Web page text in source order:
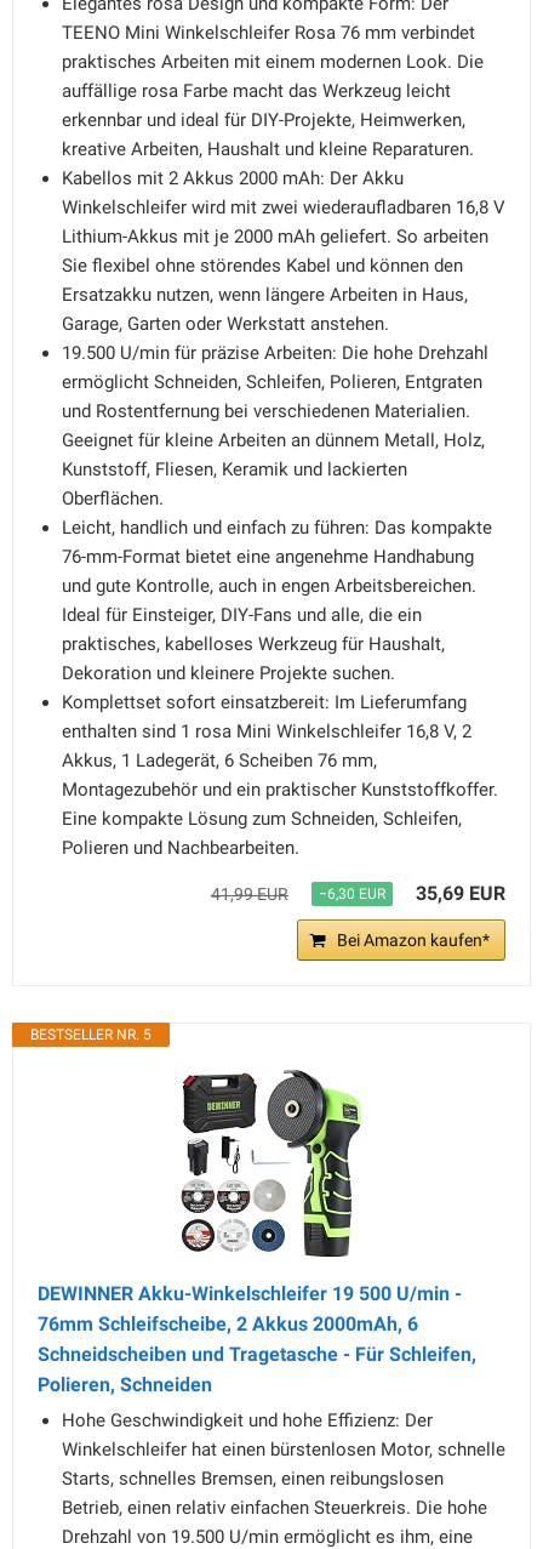
TEENO Mini Winkelschleifer Rosa 76 mm verbindet
praktisches Arbeiten mit einem modernen Look. Die
auffällige rosa Farbe macht das Werkzeug leicht
erkennbar und ideal für DIY-Projekte, Heimwerken,
kreative Arbeiten, Haushalt und kleine Reparaturen.
Kabellos mit 2 Akkus 2000 mAh: Der Akku
Winkelschleifer wird mit zwei wiederaufladbaren 16,8 V
Lithium-Akkus mit je 2000 mAh geliefert. So arbeiten
Sie flexibel ohne störendes Kabel und können den
Ersatzakku nutzen, wenn längere Arbeiten in Haus,
Garage, Garten oder Werkstatt anstehen.
19.500 U/min für präzise Arbeiten: Die hohe Drehzahl
ermöglicht Schneiden, Schleifen, Polieren, Entgraten
und Rostentfernung bei verschiedenen Materialien.
Geeignet für kleine Arbeiten an dünnem Metall, Holz,
Kunststoff, Fliesen, Keramik und lackierten
Oberflächen.
Leicht, handlich und einfach zu führen: Das kompakte
76-mm-Format bietet eine angenehme Handhabung
und gute Kontrolle, auch in engen Arbeitsbereichen.
Ideal für Einsteiger, DIY-Fans und alle, die ein
praktisches, kabelloses Werkzeug für Haushalt,
Dekoration und kleinere Projekte suchen.
Komplettset sofort einsatzbereit: Im Lieferumfang
enthalten sind 1 rosa Mini Winkelschleifer 16,8 V, 2
Akkus, 1 Ladegerät, 6 Scheiben 76 mm,
Montagezubehör und ein praktischer Kunststoffkoffer.
Eine kompakte Lösung zum Schneiden, Schleifen,
Polieren und Nachbearbeiten.
41,99 EUR −6,30 EUR 35,69 EUR
Bei Amazon kaufen*
BESTSELLER NR. 5
DEWINNER Akku-Winkelschleifer 19 500 U/min -
76mm Schleifscheibe, 2 Akkus 2000mAh, 6
Schneidscheiben und Tragetasche - Für Schleifen,
Polieren, Schneiden
Hohe Geschwindigkeit und hohe Effizienz: Der
Winkelschleifer hat einen bürstenlosen Motor, schnelle
Starts, schnelles Bremsen, einen reibungslosen
Betrieb, einen relativ einfachen Steuerkreis. Die hohe
Drehzahl von 19.500 U/min ermöglicht es ihm, eine